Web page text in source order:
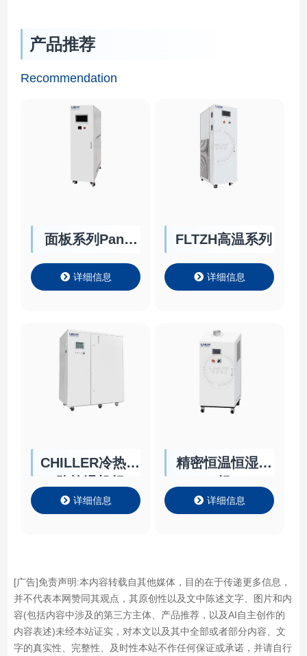
产品推荐
Recommendation
面板系列Panel
详细信息
FLTZH高温系列
详细信息
CHILLER冷热双
详细信息
精密恒温恒湿机
详细信息
[广告]免责声明:本内容转载自其他媒体，目的在于传递更多信息，
并不代表本网赞同其观点，其原创性以及文中陈述文字、图片和内
容(包括内容中涉及的第三方主体、产品推荐，以及AI自主创作的
内容表述)未经本站证实，对本文以及其中全部或者部分内容、文
字的真实性、完整性、及时性本站不作任何保证或承诺，并请自行